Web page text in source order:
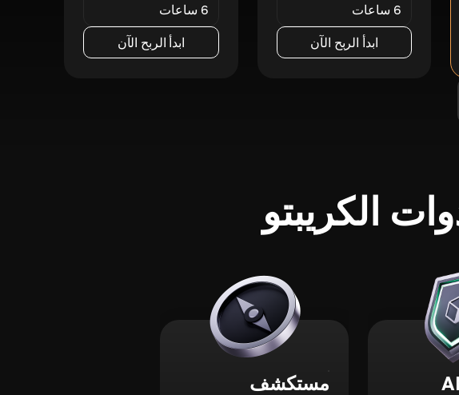
6 ساعات
ابدأ الربح الآن
6 ساعات
ابدأ الربح الآن
الكريبتو
مستكشف